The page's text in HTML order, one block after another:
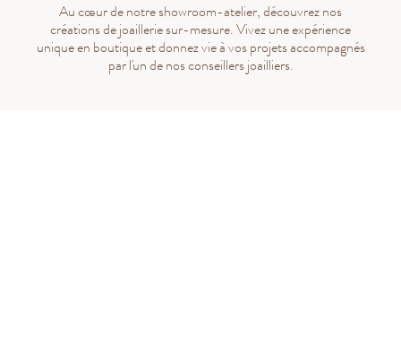
Au cœur de notre showroom-atelier, découvrez nos
créations de joaillerie sur-mesure. Vivez une expérience
unique en boutique et donnez vie à vos projets accompagnés
par l'un de nos conseillers joailliers.